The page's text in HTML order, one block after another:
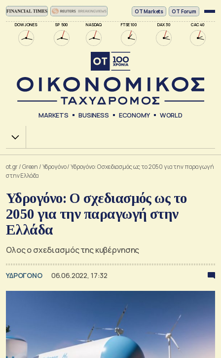
DOW JONES SP 500 NASDAQ FTSE 100 DAX 30 CAC 40
ΟΤ Markets OT Forum
MARKETS BUSINESS ECONOMY WORLD
Χ.Α.
ot.gr/Green /Υδρογόνο/Υδρογόνο: Ο σχεδιασμός ως το 2050 για την παραγωγή
στην Ελλάδα
Υδρογόνο: Ο σχεδιασμός ως το
2050 για την παραγωγή στην
Ελλάδα
Ολος ο σχεδιασμός της κυβέρνησης
ΥΔΡΟΓΟΝΟ 06.06.2022, 17:32